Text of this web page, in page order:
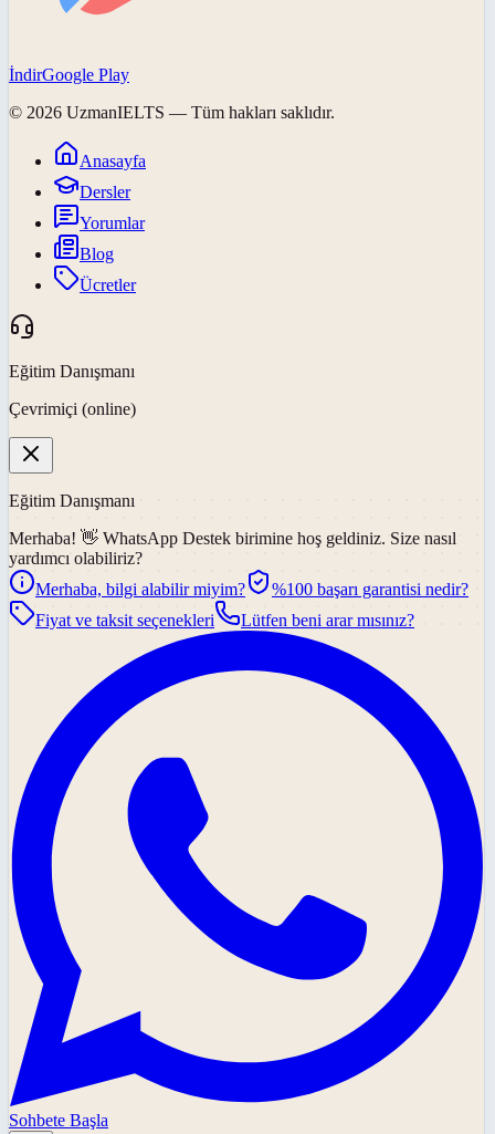
İndirGoogle Play
© 2026 UzmanIELTS — Tüm hakları saklıdır.
Anasayfa
Dersler
Yorumlar
Blog
Ücretler
Eğitim Danışmanı
Çevrimiçi (online)
Eğitim Danışmanı
Merhaba! 👋 WhatsApp Destek birimine hoş geldiniz. Size nasıl
yardımcı olabiliriz?
Merhaba, bilgi alabilir miyim?
%100 başarı garantisi nedir?
Fiyat ve taksit seçenekleri
Lütfen beni arar mısınız?
Sohbete Başla